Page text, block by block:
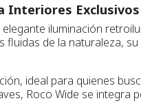
Interiores Exclusivos
iluminación
de la naturaleza,
ideal para quienes
Roco Wide se